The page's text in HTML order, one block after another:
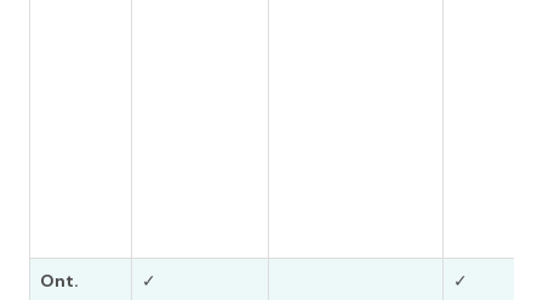
Ont. ✓ ✓